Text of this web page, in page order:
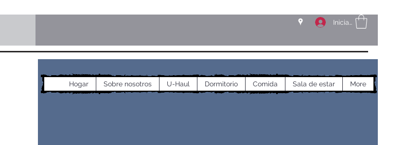
Iniciar sesión
Hogar Sobre nosotros U-Haul Dormitorio Comida Sala de estar More